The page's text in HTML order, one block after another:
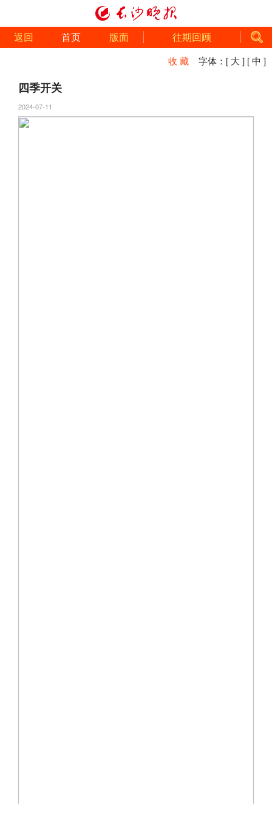
返回 首页 版面 往期回顾
收 藏 字体： [ 大 ] [ 中 ]
四季开关
2024-07-11